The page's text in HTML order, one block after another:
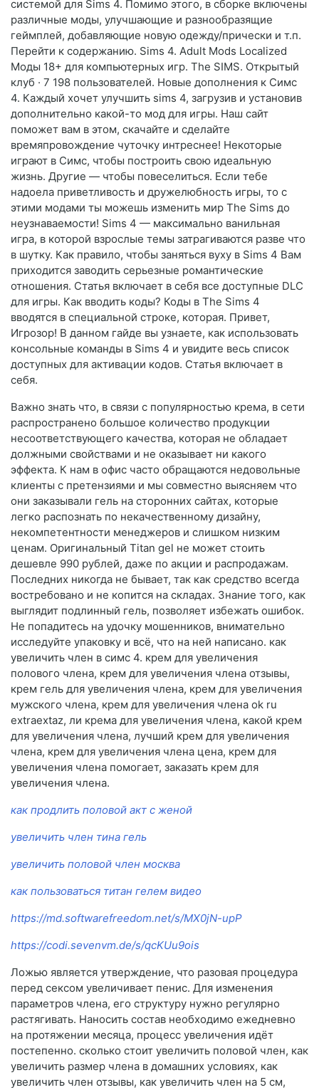
системой для Sims 4. Помимо этого, в сборке включены
различные моды, улучшающие и разнообразящие
геймплей, добавляющие новую одежду/прически и т.п.
Перейти к содержанию. Sims 4. Adult Mods Localized
Моды 18+ для компьютерных игр. The SIMS. Открытый
клуб · 7 198 пользователей. Новые дополнения к Симс
4. Каждый хочет улучшить sims 4, загрузив и установив
дополнительно какой-то мод для игры. Наш сайт
поможет вам в этом, скачайте и сделайте
времяпровождение чуточку интреснее! Некоторые
играют в Симс, чтобы построить свою идеальную
жизнь. Другие — чтобы повеселиться. Если тебе
надоела приветливость и дружелюбность игры, то с
этими модами ты можешь изменить мир The Sims до
неузнаваемости! Sims 4 — максимально ванильная
игра, в которой взрослые темы затрагиваются разве что
в шутку. Как правило, чтобы заняться вуху в Sims 4 Вам
приходится заводить серьезные романтические
отношения. Статья включает в себя все доступные DLC
для игры. Как вводить коды? Коды в The Sims 4
вводятся в специальной строке, которая. Привет,
Игрозор! В данном гайде вы узнаете, как использовать
консольные команды в Sims 4 и увидите весь список
доступных для активации кодов. Статья включает в
себя.
Важно знать что, в связи с популярностью крема, в сети
распространено большое количество продукции
несоответствующего качества, которая не обладает
должными свойствами и не оказывает ни какого
эффекта. К нам в офис часто обращаются недовольные
клиенты с претензиями и мы совместно выясняем что
они заказывали гель на сторонних сайтах, которые
легко распознать по некачественному дизайну,
некомпетентности менеджеров и слишком низким
ценам. Оригинальный Titan gel не может стоить
дешевле 990 рублей, даже по акции и распродажам.
Последних никогда не бывает, так как средство всегда
востребовано и не копится на складах. Знание того, как
выглядит подлинный гель, позволяет избежать ошибок.
Не попадитесь на удочку мошенников, внимательно
исследуйте упаковку и всё, что на ней написано. как
увеличить член в симс 4. крем для увеличения
полового члена, крем для увеличения члена отзывы,
крем гель для увеличения члена, крем для увеличения
мужского члена, крем для увеличения члена ok ru
extraextaz, ли крема для увеличения члена, какой крем
для увеличения члена, лучший крем для увеличения
члена, крем для увеличения члена цена, крем для
увеличения члена помогает, заказать крем для
увеличения члена.
как продлить половой акт с женой
увеличить член тина гель
увеличить половой член москва
как пользоваться титан гелем видео
https://md.softwarefreedom.net/s/MX0jN-upP
https://codi.sevenvm.de/s/qcKUu9ois
Ложью является утверждение, что разовая процедура
перед сексом увеличивает пенис. Для изменения
параметров члена, его структуру нужно регулярно
растягивать. Наносить состав необходимо ежедневно
на протяжении месяца, процесс увеличения идёт
постепенно. сколько стоит увеличить половой член, как
увеличить размер члена в домашних условиях, как
увеличить член отзывы, как увеличить член на 5 см,